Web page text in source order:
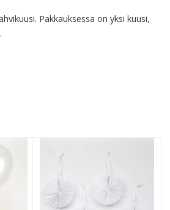
Pakkauksessa on yksi kuusi,